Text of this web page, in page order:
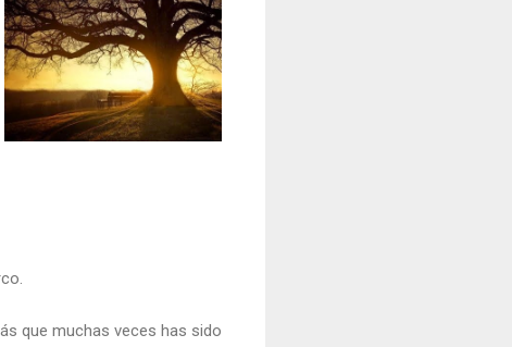
que muchas veces has sido